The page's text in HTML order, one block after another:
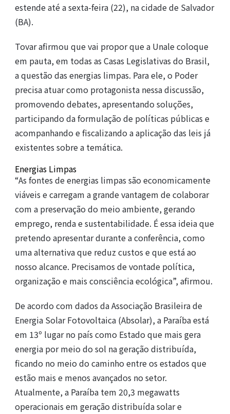
estende até a sexta-feira (22), na cidade de Salvador
(BA).
Tovar afirmou que vai propor que a Unale coloque
em pauta, em todas as Casas Legislativas do Brasil,
a questão das energias limpas. Para ele, o Poder
precisa atuar como protagonista nessa discussão,
promovendo debates, apresentando soluções,
participando da formulação de políticas públicas e
acompanhando e fiscalizando a aplicação das leis já
existentes sobre a temática.
Energias Limpas
“As fontes de energias limpas são economicamente
viáveis e carregam a grande vantagem de colaborar
com a preservação do meio ambiente, gerando
emprego, renda e sustentabilidade. É essa ideia que
pretendo apresentar durante a conferência, como
uma alternativa que reduz custos e que está ao
nosso alcance. Precisamos de vontade política,
organização e mais consciência ecológica”, afirmou.
De acordo com dados da Associação Brasileira de
Energia Solar Fotovoltaica (Absolar), a Paraíba está
em 13º lugar no país como Estado que mais gera
energia por meio do sol na geração distribuída,
ficando no meio do caminho entre os estados que
estão mais e menos avançados no setor.
Atualmente, a Paraíba tem 20,3 megawatts
operacionais em geração distribuída solar e